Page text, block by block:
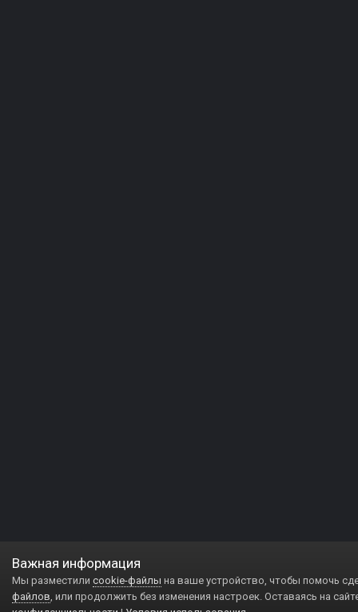
Важная информация
Мы разместили cookie-файлы на ваше устройство, чтобы помочь
файлов, или продолжить без изменения настроек. Оставаясь на